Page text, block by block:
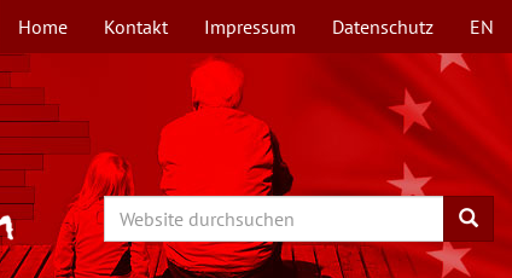
TOPMENÜ
Home Kontakt Impressum Datenschutz EN
Search Search